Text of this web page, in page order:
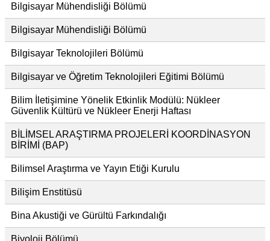
Bilgisayar Mühendisliği Bölümü
Bilgisayar Mühendisliği Bölümü
Bilgisayar Teknolojileri Bölümü
Bilgisayar ve Öğretim Teknolojileri Eğitimi Bölümü
Bilim İletişimine Yönelik Etkinlik Modülü: Nükleer
Güvenlik Kültürü ve Nükleer Enerji Haftası
BİLİMSEL ARAŞTIRMA PROJELERİ KOORDİNASYON
BİRİMİ (BAP)
Bilimsel Araştırma ve Yayın Etiği Kurulu
Bilişim Enstitüsü
Bina Akustiği ve Gürültü Farkındalığı
Biyoloji Bölümü